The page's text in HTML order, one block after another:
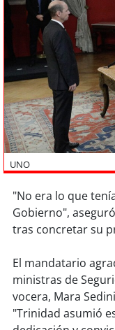
Deportes
Tecnología
Sostenibilidad
soychile
soyarica
soycalama
soycopiapó
soyvalparaíso
UNO
"No era lo que
Gobierno",
tras concretar su
El mandatario
ministras de
vocera, Mara
"Trinidad asumió